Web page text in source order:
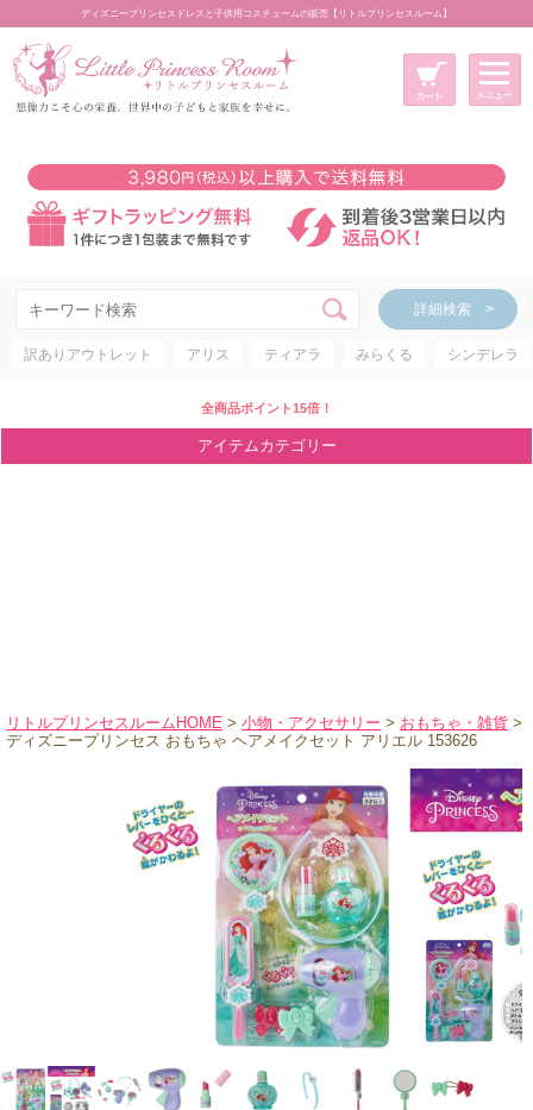
ディズニープリンセスドレスと子供用コスチュームの販売【リトルプリンセスルーム】
詳細検索 >
訳ありアウトレット アリス ティアラ みらくる シンデレラ
全商品ポイント15倍！
アイテムカテゴリー
リトルプリンセスルームHOME > 小物・アクセサリー > おもちゃ・雑貨 >
ディズニープリンセス おもちゃ ヘアメイクセット アリエル 153626
新規会員登録
マイページ
カート
詳細検索 >
アイテムカテゴリー
ディズニープリンセス
ディズニキャラクター
アウトレット
ショッピングインフォメーション
会社概要
お支払・送料
返品・交換
サイズの測り方
よくあるご質問
レビューを見る
ニュースレター購読